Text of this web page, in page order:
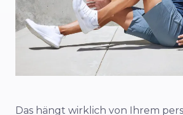
Das hängt wirklich von Ihrem